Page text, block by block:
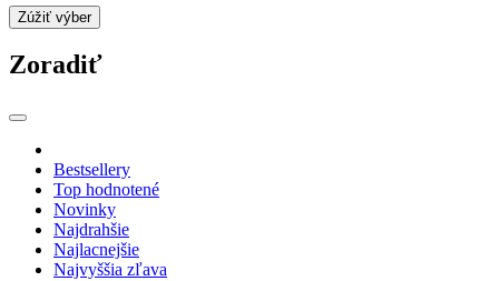
Zúžiť výber
Zoradiť
Bestsellery
Top hodnotené
Novinky
Najdrahšie
Najlacnejšie
Najvyššia zľava